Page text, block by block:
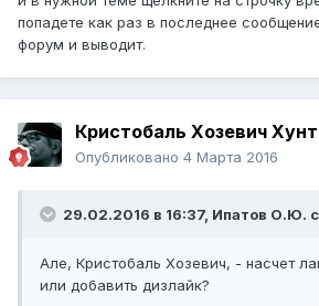
попадете как раз в последнее
форум и выводит.
Кристобаль Хозевич
Опубликовано 4 Марта 2016
29.02.2016 в 16:37, Ипатов О.Ю.
Але, Кристобаль Хозевич, - насчет
или добавить дизлайк?